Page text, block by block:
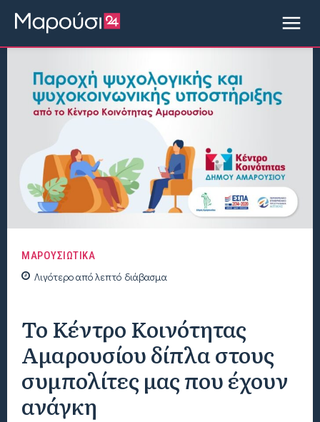
ΜΑΡΟΥΣΙΩΤΙΚΑ
Λιγότερο απόλεπτό διάβασμα
Το Κέντρο Κοινότητας
Αμαρουσίου δίπλα στους
συμπολίτες μας που έχουν
ανάγκη